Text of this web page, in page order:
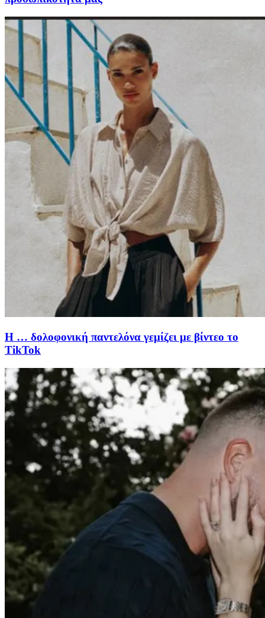
Η … δολοφονική παντελόνα γεμίζει με βίντεο το
TikTok